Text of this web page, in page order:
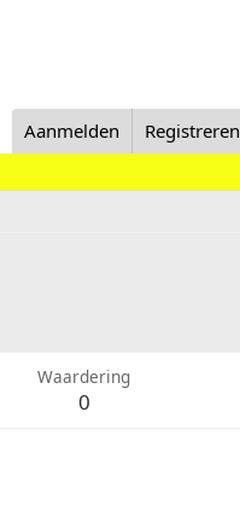
Aanmelden Registreren
Waardering
0